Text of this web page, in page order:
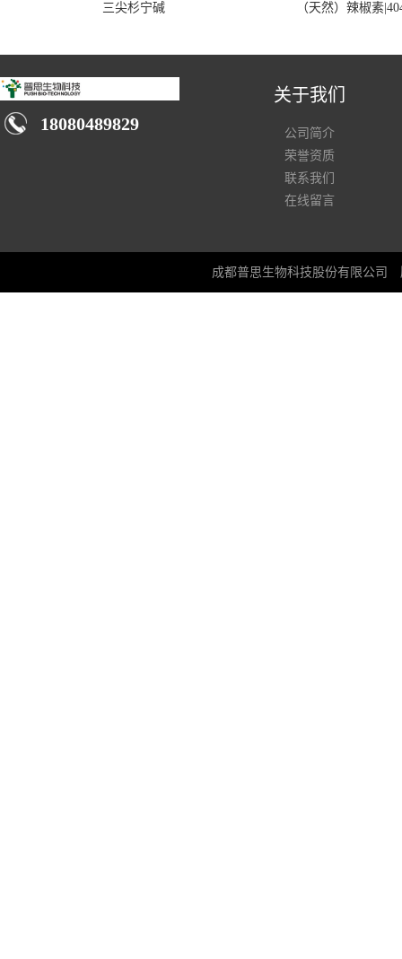
三尖杉宁碱 （天然）辣椒素
18080489829
关于我们
公司简介
荣誉资质
联系我们
在线留言
成都普思生物科技股份有限公司